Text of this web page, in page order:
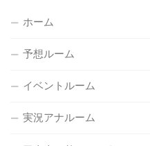
ホーム
予想ルーム
イベントルーム
実況アナルーム